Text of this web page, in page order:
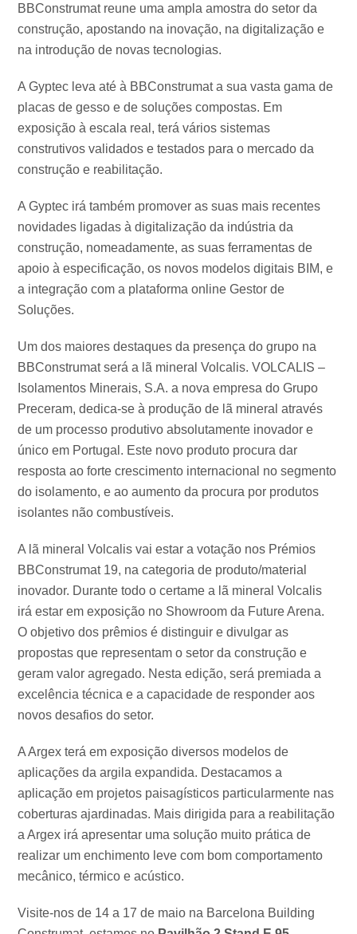
BBConstrumat reune uma ampla amostra do setor da
construção, apostando na inovação, na digitalização e
na introdução de novas tecnologias.
A Gyptec leva até à BBConstrumat a sua vasta gama de
placas de gesso e de soluções compostas. Em
exposição à escala real, terá vários sistemas
construtivos validados e testados para o mercado da
construção e reabilitação.
A Gyptec irá também promover as suas mais recentes
novidades ligadas à digitalização da indústria da
construção, nomeadamente, as suas ferramentas de
apoio à especificação, os novos modelos digitais BIM, e
a integração com a plataforma online Gestor de
Soluções.
Um dos maiores destaques da presença do grupo na
BBConstrumat será a lã mineral Volcalis. VOLCALIS –
Isolamentos Minerais, S.A. a nova empresa do Grupo
Preceram, dedica-se à produção de lã mineral através
de um processo produtivo absolutamente inovador e
único em Portugal. Este novo produto procura dar
resposta ao forte crescimento internacional no segmento
do isolamento, e ao aumento da procura por produtos
isolantes não combustíveis.
A lã mineral Volcalis vai estar a votação nos Prémios
BBConstrumat 19, na categoria de produto/material
inovador. Durante todo o certame a lã mineral Volcalis
irá estar em exposição no Showroom da Future Arena.
O objetivo dos prêmios é distinguir e divulgar as
propostas que representam o setor da construção e
geram valor agregado. Nesta edição, será premiada a
excelência técnica e a capacidade de responder aos
novos desafios do setor.
A Argex terá em exposição diversos modelos de
aplicações da argila expandida. Destacamos a
aplicação em projetos paisagísticos particularmente nas
coberturas ajardinadas. Mais dirigida para a reabilitação
a Argex irá apresentar uma solução muito prática de
realizar um enchimento leve com bom comportamento
mecânico, térmico e acústico.
Visite-nos de 14 a 17 de maio na Barcelona Building